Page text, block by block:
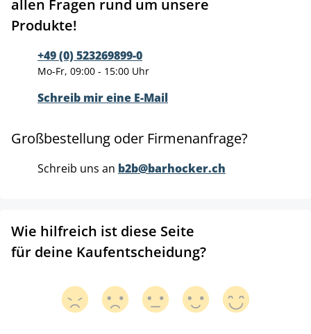
allen Fragen rund um unsere
Produkte!
+49 (0) 523269899-0
Mo-Fr, 09:00 - 15:00 Uhr
Schreib mir eine E-Mail
Großbestellung oder Firmenanfrage?
Schreib uns an b2b@barhocker.ch
Wie hilfreich ist diese Seite
für deine Kaufentscheidung?